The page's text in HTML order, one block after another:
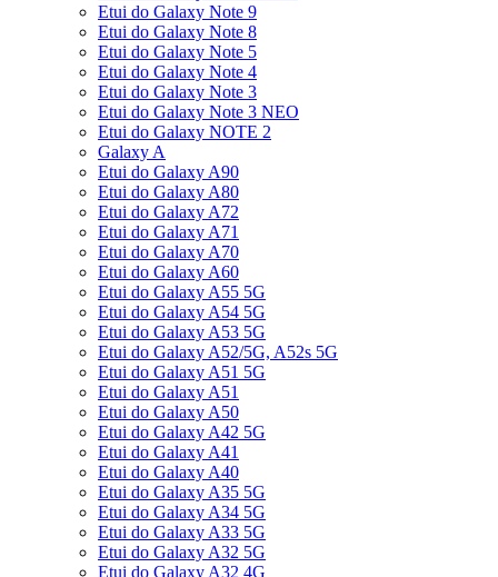
Etui do Galaxy Note 9
Etui do Galaxy Note 8
Etui do Galaxy Note 5
Etui do Galaxy Note 4
Etui do Galaxy Note 3
Etui do Galaxy Note 3 NEO
Etui do Galaxy NOTE 2
Galaxy A
Etui do Galaxy A90
Etui do Galaxy A80
Etui do Galaxy A72
Etui do Galaxy A71
Etui do Galaxy A70
Etui do Galaxy A60
Etui do Galaxy A55 5G
Etui do Galaxy A54 5G
Etui do Galaxy A53 5G
Etui do Galaxy A52/5G, A52s 5G
Etui do Galaxy A51 5G
Etui do Galaxy A51
Etui do Galaxy A50
Etui do Galaxy A42 5G
Etui do Galaxy A41
Etui do Galaxy A40
Etui do Galaxy A35 5G
Etui do Galaxy A34 5G
Etui do Galaxy A33 5G
Etui do Galaxy A32 5G
Etui do Galaxy A32 4G